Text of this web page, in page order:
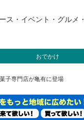
ス・イベント・グルメ・
おでかけ
子専門店が亀有に登場